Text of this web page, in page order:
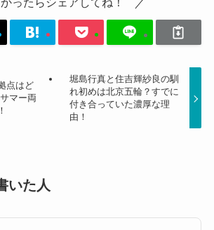
点はど
マー両
堀島行真と住吉輝紗良の馴
れ初めは北京五輪？すでに
付き合っていた濃厚な理
由！
いた人